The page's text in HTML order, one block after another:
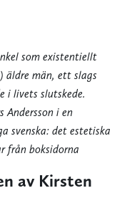
som existentiellt
äldre män, ett slags
i livets slutskede.
Andersson i en
svenska: det estetiska
från boksidorna
av Kirsten